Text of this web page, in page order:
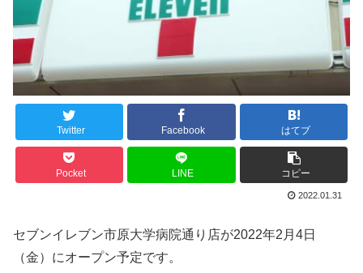
Twitter Facebook はてブ
Pocket LINE コピー
2022.01.31
セブンイレブン市原大学病院通り店が2022年2月4日
（金）にオープン予定です。